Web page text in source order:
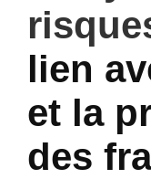
lien
et la
des